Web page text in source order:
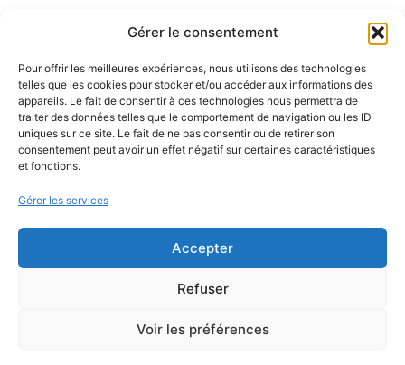
Gérer le consentement
Pour offrir les meilleures expériences, nous utilisons des technologies
telles que les cookies pour stocker et/ou accéder aux informations des
appareils. Le fait de consentir à ces technologies nous permettra de
traiter des données telles que le comportement de navigation ou les ID
uniques sur ce site. Le fait de ne pas consentir ou de retirer son
consentement peut avoir un effet négatif sur certaines caractéristiques
et fonctions.
Gérer les services
Accepter
Refuser
Voir les préférences
MAIRIE D'ENSUÈS LA REDONNE
13820 Ensuès la Redonne